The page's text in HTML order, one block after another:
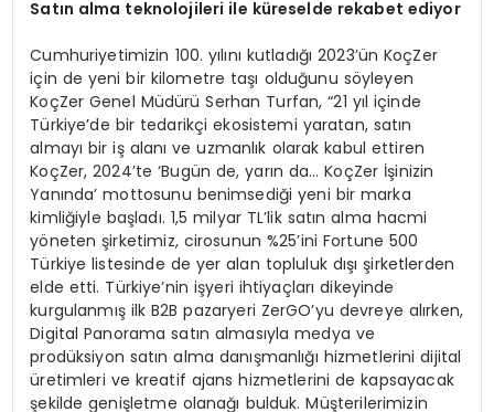
Satın alma teknolojileri ile küreselde rekabet ediyor
Cumhuriyetimizin 100. yılını kutladığı 2023’ün KoçZer
için de yeni bir kilometre taşı olduğunu söyleyen
KoçZer Genel Müdürü Serhan Turfan, “21 yıl içinde
Türkiye’de bir tedarikçi ekosistemi yaratan, satın
almayı bir iş alanı ve uzmanlık olarak kabul ettiren
KoçZer, 2024’te ‘Bugün de, yarın da… KoçZer İşinizin
Yanında’ mottosunu benimsediği yeni bir marka
kimliğiyle başladı. 1,5 milyar TL’lik satın alma hacmi
yöneten şirketimiz, cirosunun %25’ini Fortune 500
Türkiye listesinde de yer alan topluluk dışı şirketlerden
elde etti. Türkiye’nin işyeri ihtiyaçları dikeyinde
kurgulanmış ilk B2B pazaryeri ZerGO’yu devreye alırken,
Digital Panorama satın almasıyla medya ve
prodüksiyon satın alma danışmanlığı hizmetlerini dijital
üretimleri ve kreatif ajans hizmetlerini de kapsayacak
şekilde genişletme olanağı bulduk. Müşterilerimizin